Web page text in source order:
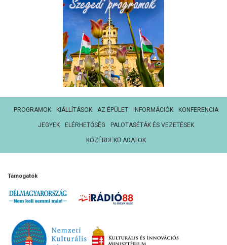
PROGRAMOK KIÁLLÍTÁSOK AZ ÉPÜLET INFORMÁCIÓK KONFERENCIA
JEGYEK ELÉRHETŐSÉG PALOTASÉTÁK ÉS VEZETÉSEK
KÖZÉRDEKŰ ADATOK
Támogatók